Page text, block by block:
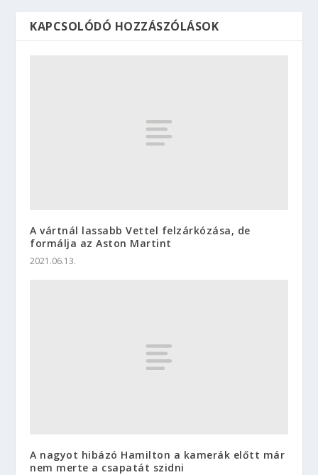
KAPCSOLÓDÓ HOZZÁSZÓLÁSOK
A vártnál lassabb Vettel felzárkózása, de
formálja az Aston Martint
2021.06.13.
A nagyot hibázó Hamilton a kamerák előtt már
nem merte a csapatát szidni